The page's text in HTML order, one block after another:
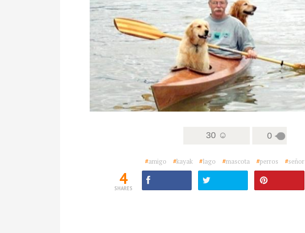
30 ☺ 0
#amigo #kayak #lago #mascota #perros #señor
4
SHARES